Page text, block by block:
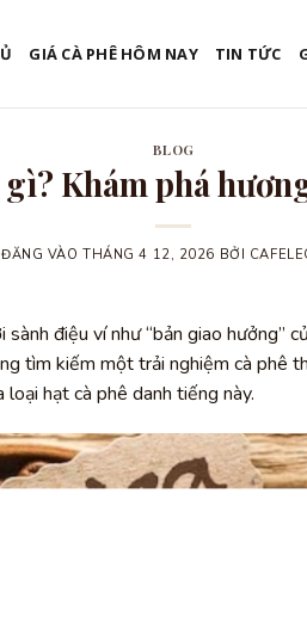
GIÁ CÀ PHÊ HÔM NAY TIN TỨC
BLOG
Khám phá
ĐĂNG VÀOTHÁNG 4 12, 2026 BỞI
sành điệu ví như “bản giao hưởng”
tìm kiếm một trải nghiệm cà phê
hạt cà phê danh tiếng này.